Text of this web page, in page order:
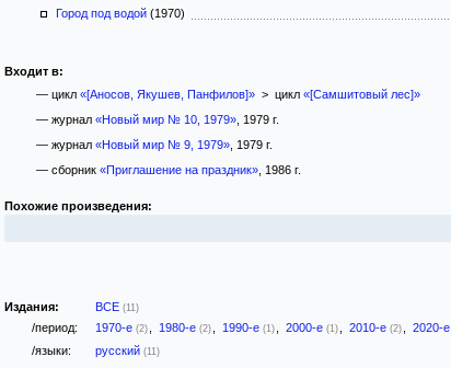
Город под водой (1970)
Входит в:
— цикл «[Аносов, Якушев, Панфилов]»> цикл «[Самшитовый лес]»
— журнал «Новый мир № 10, 1979», 1979 г.
— журнал «Новый мир № 9, 1979», 1979 г.
— сборник «Приглашение на праздник», 1986 г.
Похожие произведения:
Издания: ВСЕ (11)
/период: 1970-е (2) 1980-е (2) 1990-е (1) 2000-е (1) 2010-е (2) 2020-е
/языки: русский (11)